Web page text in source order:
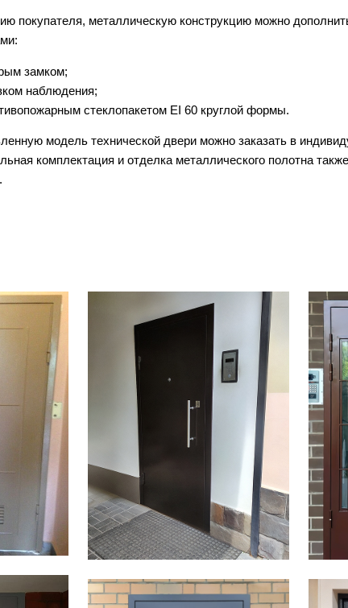
покупателя, металлическую конструкцию можно
замком;
наблюдения;
стеклопакетом EI 60 круглой формы.
модель технической двери можно заказать в
комплектация и отделка металлического полотна